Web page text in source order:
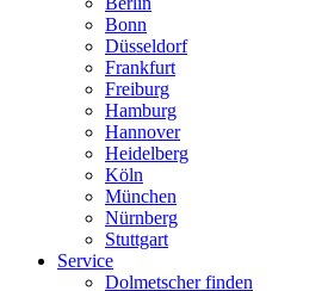
Bonn
Düsseldorf
Frankfurt
Freiburg
Hamburg
Hannover
Heidelberg
Köln
München
Nürnberg
Stuttgart
Service
Dolmetscher finden